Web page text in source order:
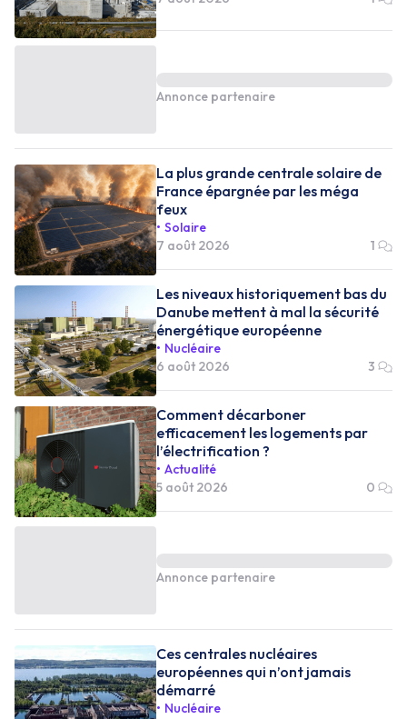
Annonce partenaire
La plus grande centrale solaire de
France épargnée par les méga
feux
Solaire
7 août 2026
1
Les niveaux historiquement bas du
Danube mettent à mal la sécurité
énergétique européenne
Nucléaire
6 août 2026
3
Comment décarboner
efficacement les logements par
l’électrification ?
Actualité
5 août 2026
0
Annonce partenaire
Ces centrales nucléaires
européennes qui n’ont jamais
démarré
Nucléaire